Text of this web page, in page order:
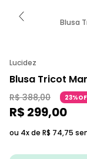
Blusa
Lucidez
Blusa Tricot
R$ 388,00
R$ 299,00
ou 4x de R$ 74,75